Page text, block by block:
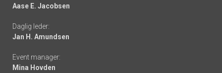
-
links
Aase E. Jacobsen
Daglig leder:
Jan H. Amundsen
Event manager:
Mina Hovden